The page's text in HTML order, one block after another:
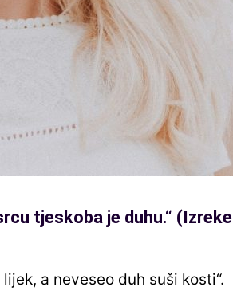
tjeskoba je duhu.“ (Izreke
a neveseo duh suši kosti“.